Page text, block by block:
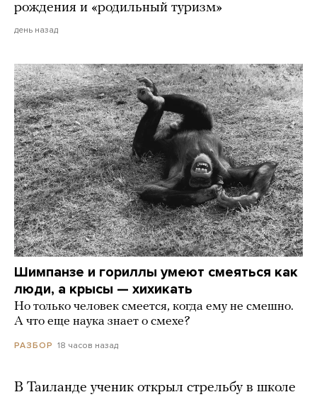
рождения и «родильный туризм»
день назад
Шимпанзе и гориллы умеют смеяться как
люди, а крысы — хихикать
Но только человек смеется, когда ему не смешно.
А что еще наука знает о смехе?
РАЗБОР 18 часов назад
В Таиланде ученик открыл стрельбу в школе